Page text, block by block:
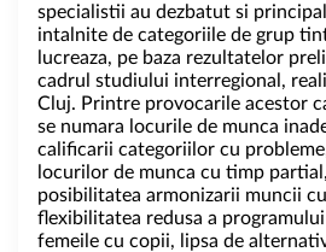
specialistii au dezbatut si
intalnite de categoriile de grup
lucreaza, pe baza rezultatelor
cadrul studiului interregional,
Cluj. Printre provocarile acestor
se numara locurile de munca
calificarii categoriilor cu
locurilor de munca cu timp
posibilitatea armonizarii muncii
flexibilitatea redusa a
femeile cu copii, lipsa de